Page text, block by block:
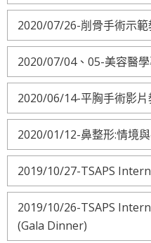
2020/07/26-削骨手術示範
2020/07/04、05-美容醫
2020/06/14-平胸手術影片
2020/01/12-鼻整形:情境
2019/10/27-TSAPS
2019/10/26-TSAPS
(Gala Dinner)